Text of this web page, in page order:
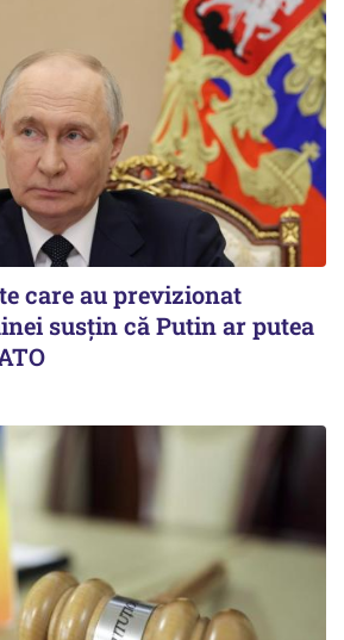
care au previzionat
susțin că Putin ar putea